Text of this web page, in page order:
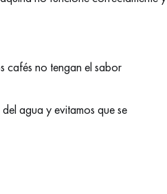
cafés no tengan el sabor
agua y evitamos que se